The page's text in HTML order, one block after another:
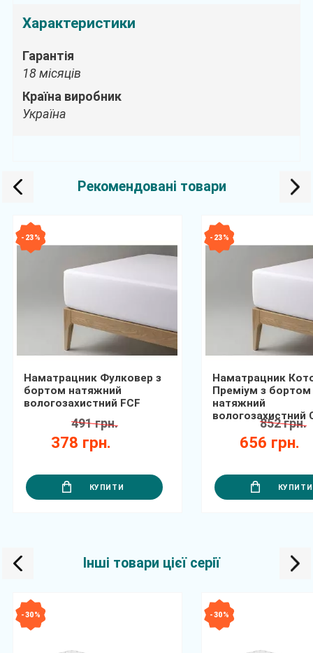
Характеристики
Гарантія
18 місяців
Країна виробник
Україна
Рекомендовані товари
- 23 %
Наматрацник Фулковер з
бортом натяжний
вологозахистний FCF
378 грн.
491 грн.
КУПИТИ
- 23 %
Наматрацник
Преміум з бортом
натяжний
вологозахистний
656 грн.
852 грн.
КУПИТИ
Інші товари цієї серії
- 30 % - 30 %